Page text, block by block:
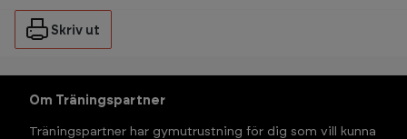
Skriv ut
Om Träningspartner
Träningspartner har gymutrustning för dig som vill kunna